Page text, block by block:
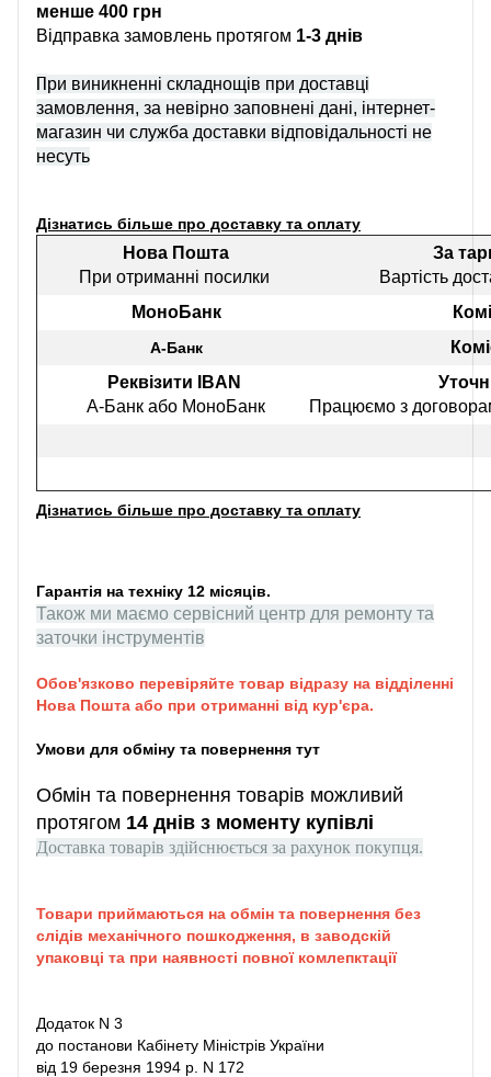
менше 400 грн
Відправка замовлень протягом 1-3 днів
При виникненні складнощів при доставці
замовлення, за невірно заповнені дані, інтернет-
магазин чи служба доставки відповідальності не
несуть
Дізнатись більше про доставку та оплату
Нова Пошта
При отриманні посилки
За
Вартість
МоноБанк
А-Банк
Реквізити IBAN
А-Банк або МоноБанк
Працюємо з
Дізнатись більше про доставку та оплату
Гарантія на техніку 12 місяців.
Також ми маємо сервісний центр для ремонту та
заточки інструментів
Обов'язково перевіряйте товар відразу на відділенні
Нова Пошта або при отриманні від кур'єра.
Умови для обміну та повернення тут
Обмін та повернення товарів можливий
протягом 14 днів з моменту купівлі
Доставка товарів здійснюється за рахунок покупця.
Товари приймаються на обмін та повернення без
слідів механічного пошкодження, в заводскій
упаковці та при наявності повної комлепктації
Додаток N 3
до постанови Кабінету Міністрів України
від 19 березня 1994 р. N 172